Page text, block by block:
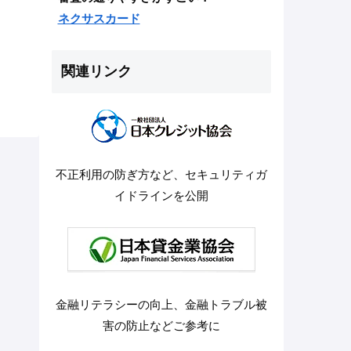
ネクサスカード
関連リンク
不正利用の防ぎ方など、セキュリティガ
イドラインを公開
金融リテラシーの向上、金融トラブル被
害の防止などご参考に